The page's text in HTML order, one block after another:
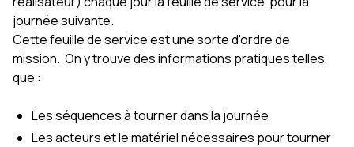
journée suivante.
Cette feuille de service est une sorte d'ordre de
mission. On y trouve des informations pratiques telles
que :
Les séquences à tourner dans la journée
Les acteurs et le matériel nécessaires pour tourner